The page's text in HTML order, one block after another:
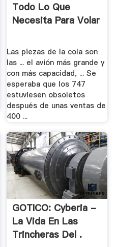
Todo Lo Que
Necesita Para Volar
Las piezas de la cola son
las ... el avión más grande y
con más capacidad, ... Se
esperaba que los 747
estuviesen obsoletos
después de unas ventas de
400 ...
GOTICO: Cyberia -
La Vida En Las
Trincheras Del .